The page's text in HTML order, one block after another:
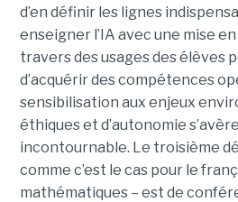
d’en définir les lignes
enseigner l’IA avec une mise
travers des usages des élèves
d’acquérir des compétences
sensibilisation aux enjeux
éthiques et d’autonomie
incontournable. Le troisième
comme c’est le cas pour le
mathématiques – est de